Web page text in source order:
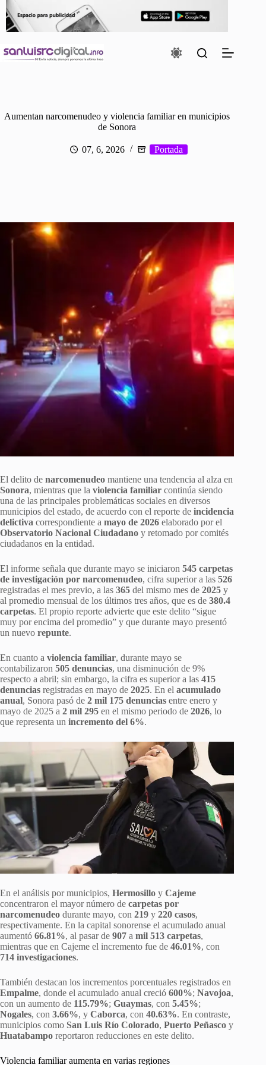
contenido
Aumentan narcomenudeo y violencia familiar en municipios
de Sonora
07, 6, 2026 Portada
El delito de narcomenudeo mantiene una tendencia al alza en
Sonora, mientras que la violencia familiar continúa siendo
una de las principales problemáticas sociales en diversos
municipios del estado, de acuerdo con el reporte de incidencia
delictiva correspondiente a mayo de 2026 elaborado por el
Observatorio Nacional Ciudadano y retomado por comités
ciudadanos en la entidad.
El informe señala que durante mayo se iniciaron 545 carpetas
de investigación por narcomenudeo, cifra superior a las 526
registradas el mes previo, a las 365 del mismo mes de 2025 y
al promedio mensual de los últimos tres años, que es de 380.4
carpetas. El propio reporte advierte que este delito “sigue
muy por encima del promedio” y que durante mayo presentó
un nuevo repunte.
En cuanto a violencia familiar, durante mayo se
contabilizaron 505 denuncias, una disminución de 9%
respecto a abril; sin embargo, la cifra es superior a las 415
denuncias registradas en mayo de 2025. En el acumulado
anual, Sonora pasó de 2 mil 175 denuncias entre enero y
mayo de 2025 a 2 mil 295 en el mismo periodo de 2026, lo
que representa un incremento del 6%.
En el análisis por municipios, Hermosillo y Cajeme
concentraron el mayor número de carpetas por
narcomenudeo durante mayo, con 219 y 220 casos,
respectivamente. En la capital sonorense el acumulado anual
aumentó 66.81%, al pasar de 907 a mil 513 carpetas,
mientras que en Cajeme el incremento fue de 46.01%, con
714 investigaciones.
También destacan los incrementos porcentuales registrados en
Empalme, donde el acumulado anual creció 600%; Navojoa,
con un aumento de 115.79%; Guaymas, con 5.45%;
Nogales, con 3.66%, y Caborca, con 40.63%. En contraste,
municipios como San Luis Río Colorado, Puerto Peñasco y
Huatabampo reportaron reducciones en este delito.
Violencia familiar aumenta en varias regiones